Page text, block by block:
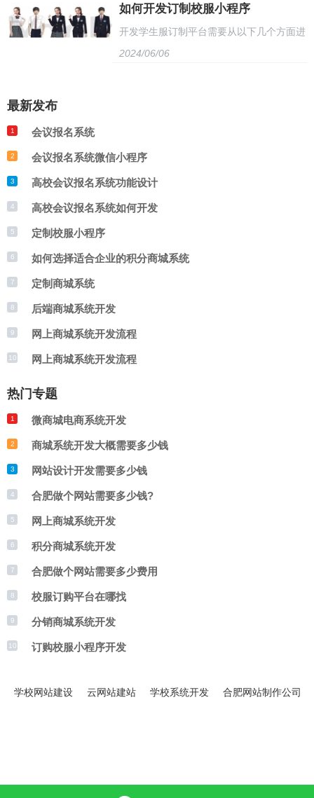
达。此外，用户还可享受专属优惠活动，让
购买过程更加实惠。校服购买小程序，让您
防护等多方面。系统需要包括商品展示、购
物车管理、订单处理、支付等功能模块。开
扩展性和可维护性，以满足不断变化的市场
需求。
如何开发订制校服小程序
开发学生服订制平台需要从以下几个方面进
行：首先，确定平台功能和设计，包括用户
保持沟通，了解他们的需求和反馈，不断改
2024/06/06
最新发布
1 会议报名系统
2 会议报名系统微信小程序
3 高校会议报名系统功能设计
4 高校会议报名系统如何开发
5 定制校服小程序
6 如何选择适合企业的积分商城系统
7 定制商城系统
8 后端商城系统开发
9 网上商城系统开发流程
10 网上商城系统开发流程
热门专题
1 微商城电商系统开发
2 商城系统开发大概需要多少钱
3 网站设计开发需要多少钱
4 合肥做个网站需要多少钱?
5 网上商城系统开发
6 积分商城系统开发
7 合肥做个网站需要多少费用
8 校服订购平台在哪找
9 分销商城系统开发
10 订购校服小程序开发
学校网站建设 云网站建站 学校系统开发 合肥网站制作公司